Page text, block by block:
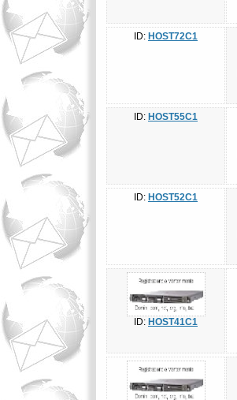
ID: HOST72C1
ID: HOST55C1
ID: HOST52C1
ID: HOST41C1